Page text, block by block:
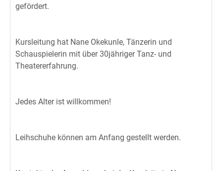
gefördert.
Kursleitung hat Nane Okekunle, Tänzerin und
Schauspielerin mit über 30jähriger Tanz- und
Theatererfahrung.
Jedes Alter ist willkommen!
Leihschuhe können am Anfang gestellt werden.